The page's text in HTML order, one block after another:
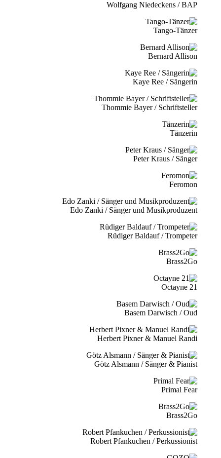
Wolfgang Niedeckens / BAP
Tango-Tänzer
Bernard Allison
Kaye Ree / Sängerin
Thommie Bayer / Schriftsteller
Tänzerin
Peter Kraus / Sänger
Feromon
Edo Zanki / Sänger und Musikproduzent
Rüdiger Baldauf / Trompeter
Brass2Go
21 Octayne
Basem Darwisch / Oud
Herbert Pixner & Manuel Randi
Götz Alsmann / Sänger & Pianist
Primal Fear
Brass2Go
Robert Pfankuchen / Perkussionist